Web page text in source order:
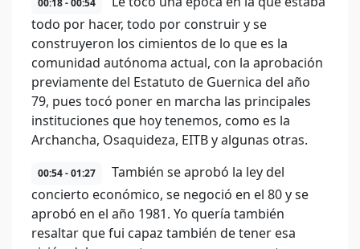
00:18 - 00:54
todo por hacer, todo por construir y se
construyeron los cimientos de lo que es la
comunidad autónoma actual, con la aprobación
previamente del Estatuto de Guernica del año
79, pues tocó poner en marcha las principales
instituciones que hoy tenemos, como es la
Archancha, Osaquideza, EITB y algunas otras.
00:54 - 01:27
También se aprobó la ley del
concierto económico, se negoció en el 80 y se
aprobó en el año 1981. Yo quería también
resaltar que fui capaz también de tener esa